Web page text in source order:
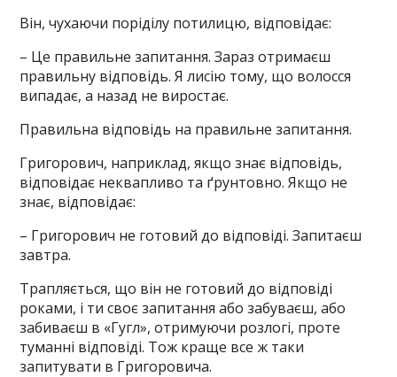
Він, чухаючи поріділу потилицю, відповідає:
– Це правильне запитання. Зараз отримаєш
правильну відповідь. Я лисію тому, що волосся
випадає, а назад не виростає.
Правильна відповідь на правильне запитання.
Григорович, наприклад, якщо знає відповідь,
відповідає неквапливо та ґрунтовно. Якщо не
знає, відповідає:
– Григорович не готовий до відповіді. Запитаєш
завтра.
Трапляється, що він не готовий до відповіді
роками, і ти своє запитання або забуваєш, або
забиваєш в «Гугл», отримуючи розлогі, проте
туманні відповіді. Тож краще все ж таки
запитувати в Григоровича.